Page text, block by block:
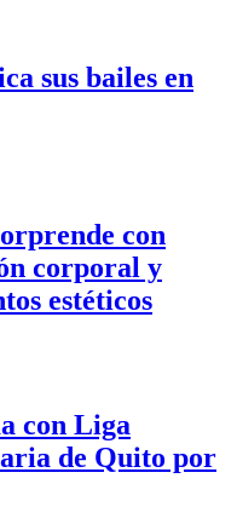
sus bailes en
con
corporal y
estéticos
con Liga
de Quito por